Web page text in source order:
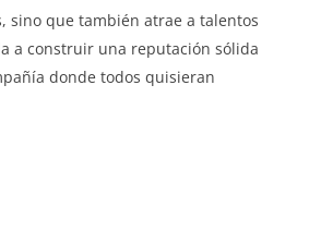
sino que también atrae a talentos
a construir una reputación sólida
donde todos quisieran